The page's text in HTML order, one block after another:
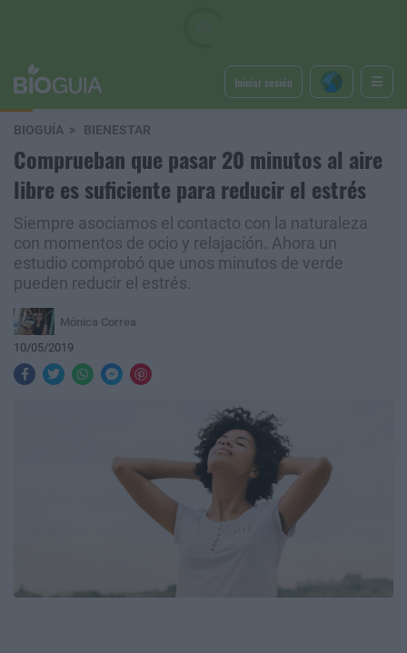
Iniciar sesión
BIOGUÍA BIENESTAR
Comprueban que pasar 20 minutos al aire
libre es suficiente para reducir el estrés
Siempre asociamos el contacto con la naturaleza
con momentos de ocio y relajación. Ahora un
estudio comprobó que unos minutos de verde
pueden reducir el estrés.
Mónica Correa
10/05/2019